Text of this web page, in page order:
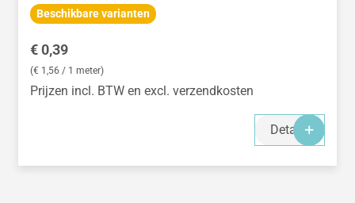
Beschikbare varianten
Normale prijs:
€ 0,39
(€ 1,56 / 1 meter)
Prijzen incl. BTW en excl. verzendkosten
Details